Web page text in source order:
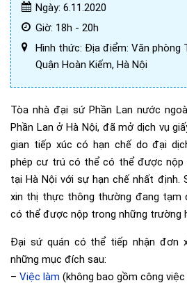
Ngày: 6.11.2020
Giờ: 18h - 20h
Hình thức: Địa điểm: Văn phòng
Quận Hoàn Kiếm, Hà Nội
Tòa nhà đại sứ Phần Lan nước
Phần Lan ở Hà Nội, đã mở dịch vụ
gian tiếp xúc có hạn chế do đại
phép cư trú có thể có thể được nộp
tại Hà Nội với sự hạn chế nhất định.
xin thị thực thông thường đang tạm
có thể được nộp trong những trường
Đại sứ quán có thể tiếp nhận đơn
những mục đích sau:
– Việc làm (không bao gồm công